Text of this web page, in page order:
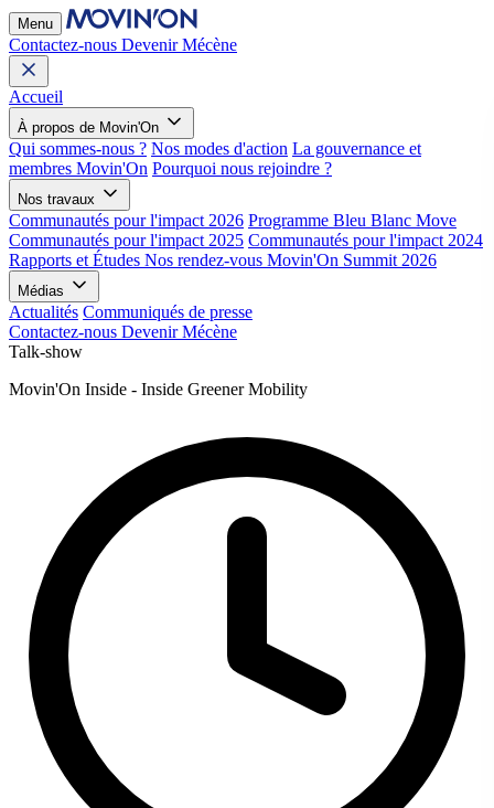
Menu
Contactez-nous Devenir Mécène
Accueil
À propos de Movin'On
Qui sommes-nous ? Nos modes d'action La gouvernance et
membres Movin'On Pourquoi nous rejoindre ?
Nos travaux
Communautés pour l'impact 2026 Programme Bleu Blanc Move
Communautés pour l'impact 2025 Communautés pour l'impact 2024
Rapports et Études Nos rendez-vous Movin'On Summit 2026
Médias
Actualités Communiqués de presse
Contactez-nous Devenir Mécène
Talk-show
Movin'On Inside - Inside Greener Mobility